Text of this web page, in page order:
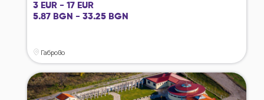
3 EUR - 17 EUR
5.87 BGN - 33.25 BGN
Габрово